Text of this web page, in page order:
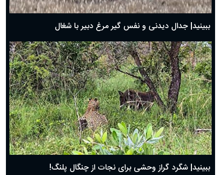
بهترین پیامک تبریک روز پدر ۱۴۰۴؛ جملات زیبا و صمیمانه
ببینید| جدال دیدنی و نفس گیر مرغ دبیر با شغال
ببینید| شگرد گراز وحشی برای نجات از چنگال پلنگ!